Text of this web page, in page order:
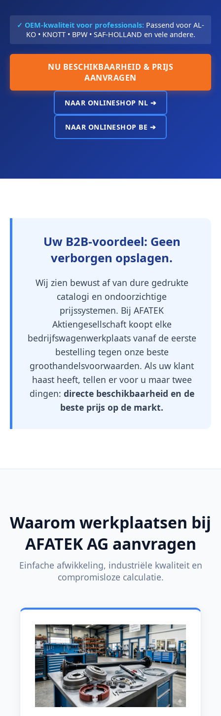
✓ OEM-kwaliteit voor professionals: Passend voor AL-
KO • KNOTT • BPW • SAF-HOLLAND en vele andere.
NU BESCHIKBAARHEID & PRIJS
AANVRAGEN
NAAR ONLINESHOP NL ➔
NAAR ONLINESHOP BE ➔
Uw B2B-voordeel: Geen
verborgen opslagen.
Wij zien bewust af van dure gedrukte
catalogi en ondoorzichtige
prijssystemen. Bij AFATEK
Aktiengesellschaft koopt elke
bedrijfswagenwerkplaats vanaf de eerste
bestelling tegen onze beste
groothandelsvoorwaarden. Als uw klant
haast heeft, tellen er voor u maar twee
dingen: directe beschikbaarheid en de
beste prijs op de markt.
Waarom werkplaatsen bij
AFATEK AG aanvragen
Einfache afwikkeling, industriële kwaliteit en
compromisloze calculatie.